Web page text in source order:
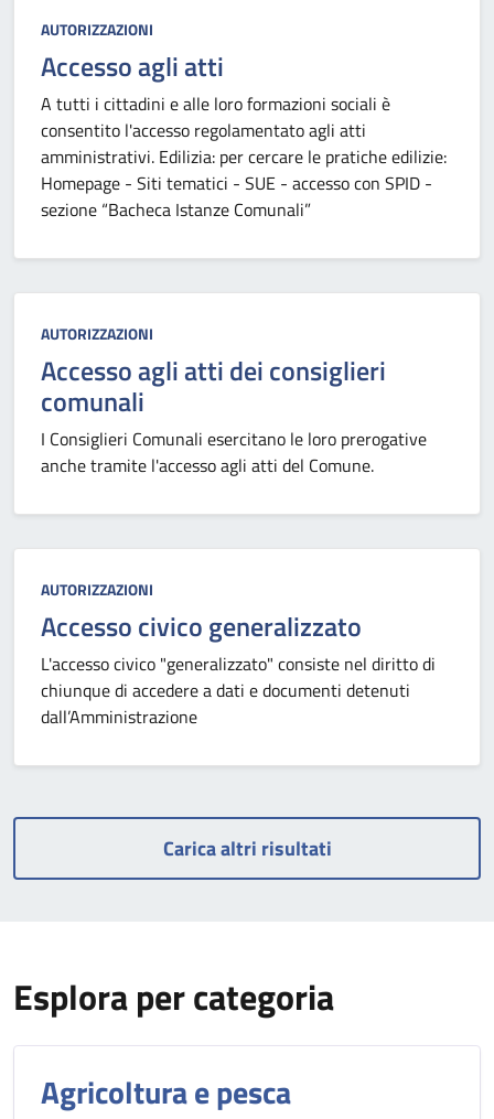
Categoria:
AUTORIZZAZIONI
Accesso agli atti
A tutti i cittadini e alle loro formazioni sociali è
consentito l'accesso regolamentato agli atti
amministrativi. Edilizia: per cercare le pratiche edilizie:
Homepage - Siti tematici - SUE - accesso con SPID -
sezione “Bacheca Istanze Comunali”
Categoria:
AUTORIZZAZIONI
Accesso agli atti dei consiglieri
comunali
I Consiglieri Comunali esercitano le loro prerogative
anche tramite l'accesso agli atti del Comune.
Categoria:
AUTORIZZAZIONI
Accesso civico generalizzato
L'accesso civico "generalizzato" consiste nel diritto di
chiunque di accedere a dati e documenti detenuti
dall’Amministrazione
Carica altri risultati
Esplora per categoria
Agricoltura e pesca